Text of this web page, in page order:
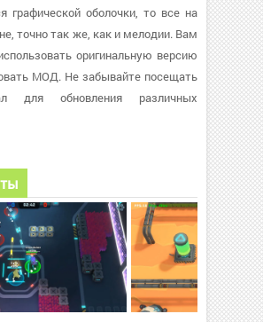
графической оболочки, то все на
точно так же, как и мелодии. Вам
оригинальную версию
МОД. Не забывайте посещать
для обновления различных